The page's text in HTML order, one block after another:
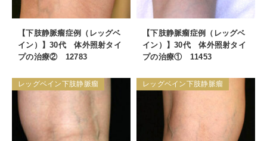
【下肢静脈瘤症例（レッグベ
イン）】30代 体外照射タイ
プの治療② 12783
【下肢静脈瘤症例（レッグベ
イン）】30代 体外照射タイ
プの治療① 11453
レッグベイン下肢静脈瘤 レッグベイン下肢静脈瘤